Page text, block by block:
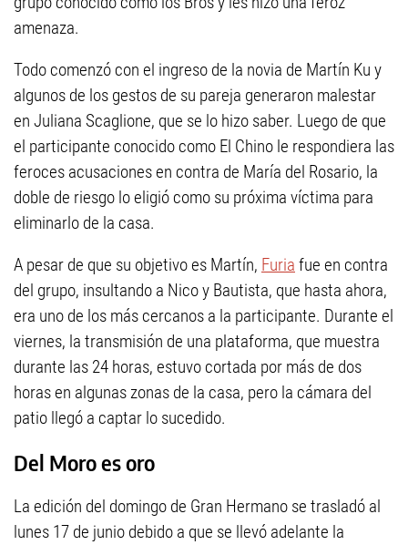
amenaza.
Todo comenzó con el ingreso de la novia de Martín Ku y
algunos de los gestos de su pareja generaron malestar
en Juliana Scaglione, que se lo hizo saber. Luego de que
el participante conocido como El Chino le respondiera las
feroces acusaciones en contra de María del Rosario, la
doble de riesgo lo eligió como su próxima víctima para
eliminarlo de la casa.
A pesar de que su objetivo es Martín, Furia fue en contra
del grupo, insultando a Nico y Bautista, que hasta ahora,
era uno de los más cercanos a la participante. Durante el
viernes, la transmisión de una plataforma, que muestra
durante las 24 horas, estuvo cortada por más de dos
horas en algunas zonas de la casa, pero la cámara del
patio llegó a captar lo sucedido.
Del Moro es oro
La edición del domingo de Gran Hermano se trasladó al
lunes 17 de junio debido a que se llevó adelante la